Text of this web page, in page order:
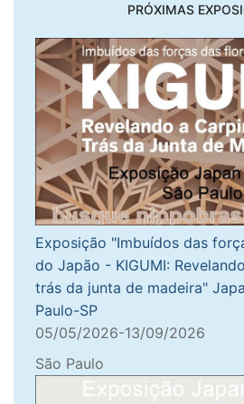
PRÓXIMAS
Exposição "Imbuídos das
do Japão - KIGUMI:
trás da junta de madeira"
Paulo-SP
05/05/2026-13/09/2026
São Paulo